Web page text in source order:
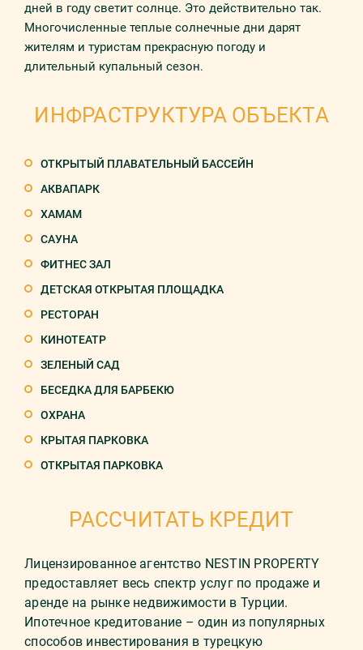
дней в году светит солнце. Это действительно так.
Многочисленные теплые солнечные дни дарят
жителям и туристам прекрасную погоду и
длительный купальный сезон.
ИНФРАСТРУКТУРА ОБЪЕКТА
ОТКРЫТЫЙ ПЛАВАТЕЛЬНЫЙ БАССЕЙН
АКВАПАРК
ХАМАМ
САУНА
ФИТНЕС ЗАЛ
ДЕТСКАЯ ОТКРЫТАЯ ПЛОЩАДКА
РЕСТОРАН
КИНОТЕАТР
ЗЕЛЕНЫЙ САД
БЕСЕДКА ДЛЯ БАРБЕКЮ
ОХРАНА
КРЫТАЯ ПАРКОВКА
ОТКРЫТАЯ ПАРКОВКА
РАССЧИТАТЬ КРЕДИТ
Лицензированное агентство NESTIN PROPERTY
предоставляет весь спектр услуг по продаже и
аренде на рынке недвижимости в Турции.
Ипотечное кредитование – один из популярных
способов инвестирования в турецкую